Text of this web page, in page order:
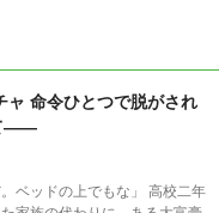
ャ 命令ひとつで脱がされ
――
ドの上でもな」 高校二年